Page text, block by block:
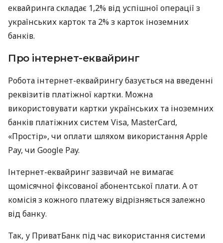
еквайринга складає 1,2% від успішної операції з
українських карток та 2% з карток іноземних
банків.
Про інтернет-еквайринг
Робота інтернет-еквайрингу базується на введенні
реквізитів платіжної картки. Можна
використовувати картки українських та іноземних
банків платіжних систем Visa, MasterCard,
«Простір», чи оплати шляхом використання Apple
Pay, чи Google Pay.
Інтернет-еквайринг зазвичай не вимагає
щомісячної фіксованої абонентської плати. А от
комісія з кожного платежу відрізняється залежно
від банку.
Так, у ПриватБанк під час використання системи